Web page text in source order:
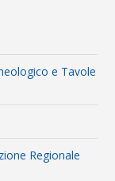
e Tavole
Regionale